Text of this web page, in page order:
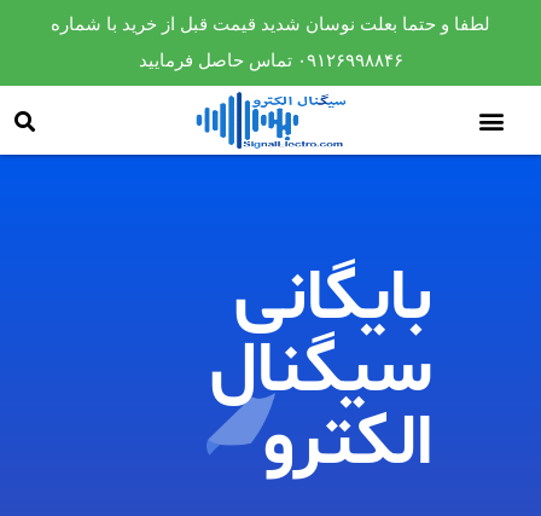
لطفا و حتما بعلت نوسان شدید قیمت قبل از خرید با شماره
۰۹۱۲۶۹۹۸۸۴۶ تماس حاصل فرمایید
بایگانی
سیگنال
الکترو​